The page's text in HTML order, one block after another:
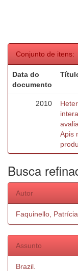
Conjunto de itens:
Data do
documento
2010
Apis
Busca
Autor
Faquinello, Patrícia
Assunto
Brazil.